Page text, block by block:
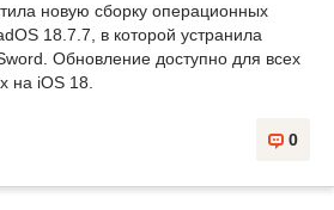
новую сборку операционных
18.7.7, в которой устранила
Обновление доступно для всех
на iOS 18.
0